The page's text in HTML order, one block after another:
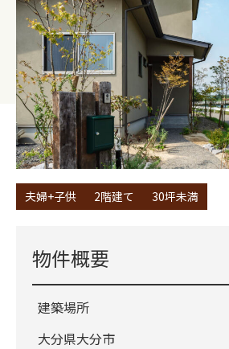
夫婦+子供 2階建て 30坪未満
物件概要
建築場所
大分県大分市